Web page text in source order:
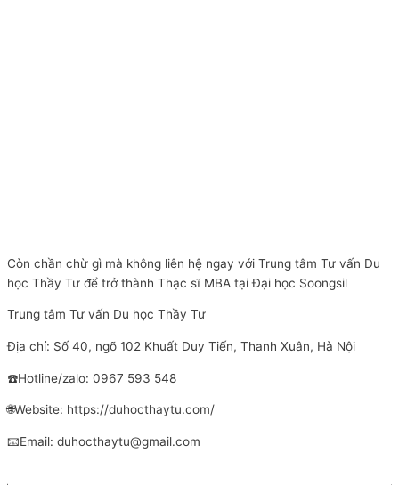
Còn chần chừ gì mà không liên hệ ngay với Trung tâm Tư vấn Du
học Thầy Tư để trở thành Thạc sĩ MBA tại Đại học Soongsil
Trung tâm Tư vấn Du học Thầy Tư
Địa chỉ: Số 40, ngõ 102 Khuất Duy Tiến, Thanh Xuân, Hà Nội
☎️Hotline/zalo: 0967 593 548
🌐Website: https://duhocthaytu.com/
📧Email: duhocthaytu@gmail.com